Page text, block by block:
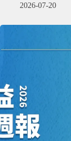
2026-07-20